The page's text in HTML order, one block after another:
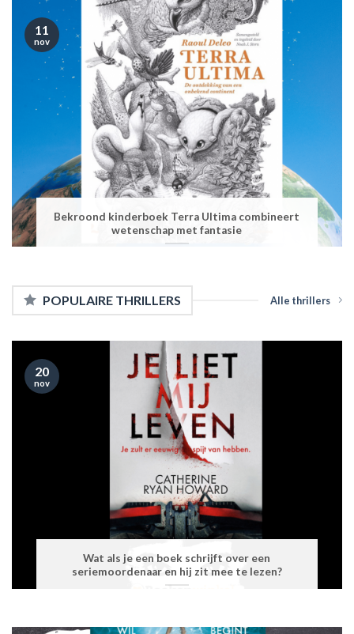
Bekroond kinderboek Terra Ultima combineert
wetenschap met fantasie
11
nov
POPULAIRE THRILLERS Alle thrillers
Wat als je een boek schrijft over een
seriemoordenaar en hij zit mee te lezen?
20
nov